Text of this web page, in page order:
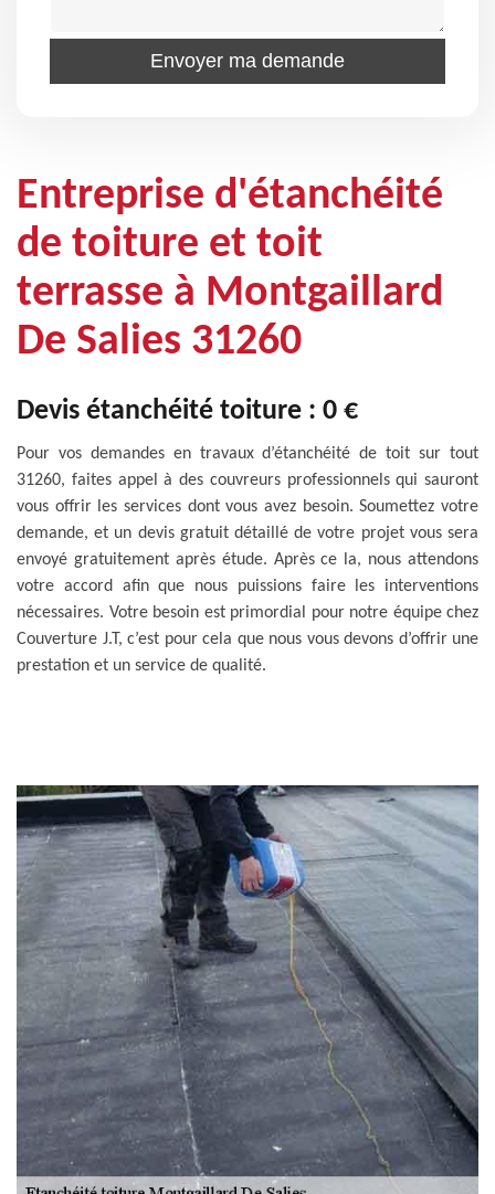
Entreprise d'étanchéité
de toiture et toit
terrasse à Montgaillard
De Salies 31260
Devis étanchéité toiture : 0 €
Pour vos demandes en travaux d’étanchéité de toit sur tout
31260, faites appel à des couvreurs professionnels qui sauront
vous offrir les services dont vous avez besoin. Soumettez votre
demande, et un devis gratuit détaillé de votre projet vous sera
envoyé gratuitement après étude. Après ce la, nous attendons
votre accord afin que nous puissions faire les interventions
nécessaires. Votre besoin est primordial pour notre équipe chez
Couverture J.T, c’est pour cela que nous vous devons d’offrir une
prestation et un service de qualité.